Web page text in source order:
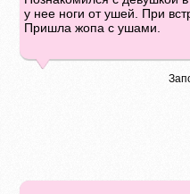
у нее ноги от ушей. При
Пришла жопа с ушами.